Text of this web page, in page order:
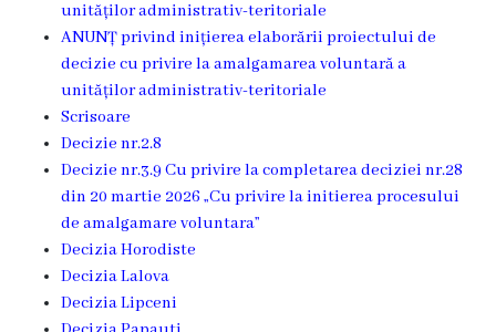
Posturi
vacante
Consiliul
Componența
Consiliului
Secretar
unităților administrativ-teritoriale
ANUNȚ privind inițierea elaborării proiectului de
decizie cu privire la amalgamarea voluntară a
unităților administrativ-teritoriale
Scrisoare
Decizie nr.2.8
Decizie nr.3.9 Cu privire la completarea deciziei nr.28
din 20 martie 2026 „Cu privire la initierea procesului
de amalgamare voluntara”
Decizia Horodiste
Decizia Lalova
Decizia Lipceni